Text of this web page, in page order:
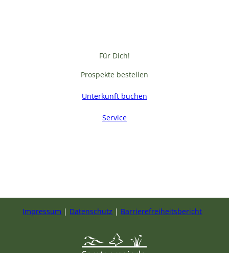
Für Dich!
Prospekte bestellen
Unterkunft buchen
Service
o
Impressum Datenschutz Barrierefreiheitsbericht